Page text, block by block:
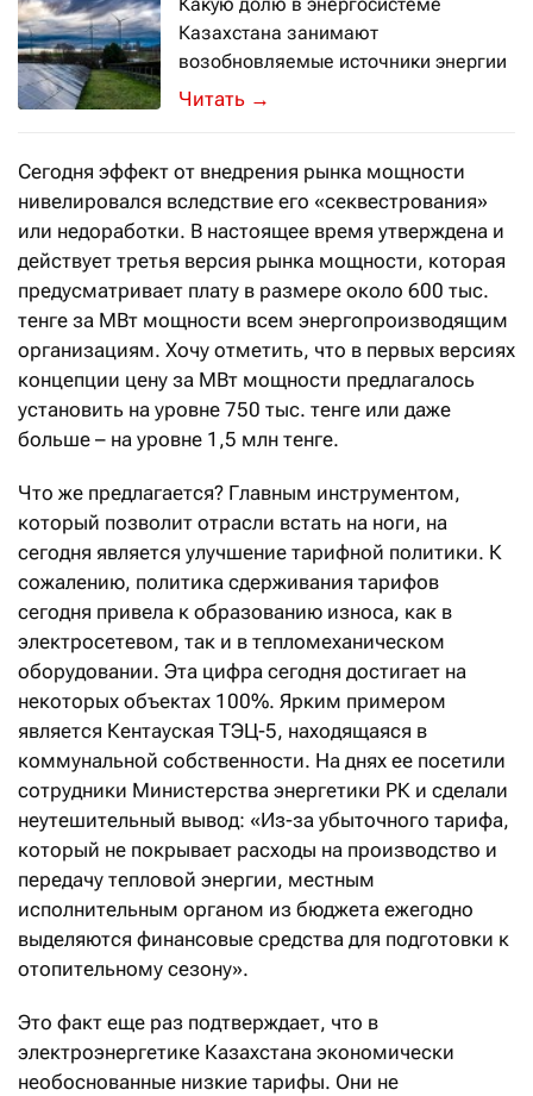
Какую долю в энергосистеме
Казахстана занимают
возобновляемые источники энергии
Прирост ВИЭ по итогам 2021 года
→
Сегодня эффект от внедрения рынка мощности
нивелировался вследствие его «секвестрования»
или недоработки. В настоящее время утверждена и
действует третья версия рынка мощности, которая
предусматривает плату в размере около 600 тыс.
тенге за МВт мощности всем энергопроизводящим
организациям. Хочу отметить, что в первых версиях
концепции цену за МВт мощности предлагалось
установить на уровне 750 тыс. тенге или даже
больше – на уровне 1,5 млн тенге.
Что же предлагается? Главным инструментом,
который позволит отрасли встать на ноги, на
сегодня является улучшение тарифной политики. К
сожалению, политика сдерживания тарифов
сегодня привела к образованию износа, как в
электросетевом, так и в тепломеханическом
оборудовании. Эта цифра сегодня достигает на
некоторых объектах 100%. Ярким примером
является Кентауская ТЭЦ-5, находящаяся в
коммунальной собственности. На днях ее посетили
сотрудники Министерства энергетики РК и сделали
неутешительный вывод: «Из-за убыточного тарифа,
который не покрывает расходы на производство и
передачу тепловой энергии, местным
исполнительным органом из бюджета ежегодно
выделяются финансовые средства для подготовки к
отопительному сезону».
Это факт еще раз подтверждает, что в
электроэнергетике Казахстана экономически
необоснованные низкие тарифы. Они не